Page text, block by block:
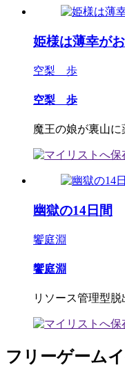
姫様は薄幸が
空梨 歩
空梨 歩
魔王の娘が裏山
幽獄の14日間
饗庭淵
饗庭淵
リソース管理型脱
フリーゲーム